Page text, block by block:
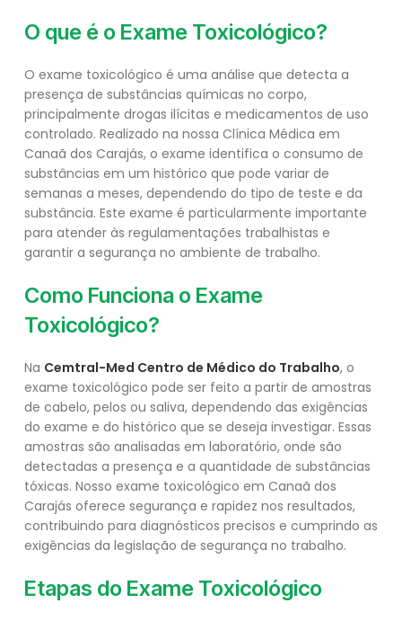
O que é o Exame Toxicológico?
O exame toxicológico é uma análise que detecta a
presença de substâncias químicas no corpo,
principalmente drogas ilícitas e medicamentos de uso
controlado. Realizado na nossa Clínica Médica em
Canaã dos Carajás, o exame identifica o consumo de
substâncias em um histórico que pode variar de
semanas a meses, dependendo do tipo de teste e da
substância. Este exame é particularmente importante
para atender às regulamentações trabalhistas e
garantir a segurança no ambiente de trabalho.
Como Funciona o Exame
Toxicológico?
Na Cemtral-Med Centro de Médico do Trabalho, o
exame toxicológico pode ser feito a partir de amostras
de cabelo, pelos ou saliva, dependendo das exigências
do exame e do histórico que se deseja investigar. Essas
amostras são analisadas em laboratório, onde são
detectadas a presença e a quantidade de substâncias
tóxicas. Nosso exame toxicológico em Canaã dos
Carajás oferece segurança e rapidez nos resultados,
contribuindo para diagnósticos precisos e cumprindo as
exigências da legislação de segurança no trabalho.
Etapas do Exame Toxicológico